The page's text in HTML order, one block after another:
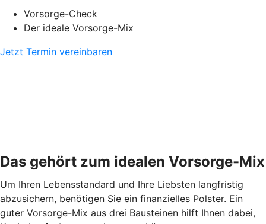
Vorsorge-Check
Der ideale Vorsorge-Mix
Jetzt Termin vereinbaren
Das gehört zum idealen Vorsorge-Mix
Um Ihren Lebensstandard und Ihre Liebsten langfristig
abzusichern, benötigen Sie ein finanzielles Polster. Ein
guter Vorsorge-Mix aus drei Bausteinen hilft Ihnen dabei,